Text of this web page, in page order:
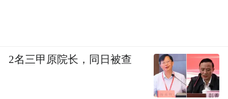
2名三甲原院长，同日被查